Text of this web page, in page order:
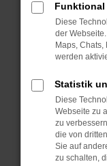
Überprüfe
Laden
Manche
können
anderen
Fenster?
Funktional
Diese
der
Maps,
werden
Statistik
Diese
Webseite zu
zu
die von
Sie auf
zu schalten,